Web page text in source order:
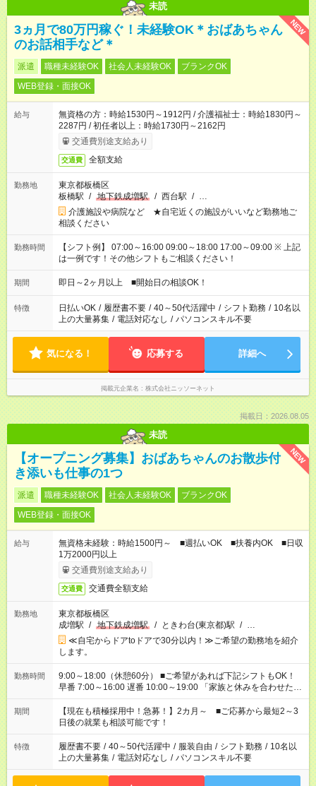
未読
NEW
3ヵ月で80万円稼ぐ！未経験OK＊おばあちゃん
のお話相手など＊
派遣 職種未経験OK 社会人未経験OK
ブランクOK
WEB登録・面接OK
給与
無資格の方：時給1530円～1912円 / 介護福祉士：時給1830円～
2287円 / 初任者以上：時給1730円～2162円
交通費別途支給あり
交通費 全額支給
勤務地
東京都板橋区
板橋駅 / 地下鉄成増駅 / 西台駅 / …
介護施設や病院など ★自宅近くの施設がいいなど勤務地ご
相談ください
勤務時間
【シフト例】 07:00～16:00 09:00～18:00 17:00～09:00 ※ 上記
は一例です！その他シフトもご相談ください！
期間 即日～2ヶ月以上 ■開始日の相談OK！
特徴 日払いOK / 履歴書不要 / 40～50代活躍中 / シフト勤務 / 10名以
上の大量募集 / 電話対応なし / パソコンスキル不要
気になる！ 応募する 詳細へ
掲載元企業名 株式会社ニッソーネット
掲載日：2026.08.05
未読
NEW
【オープニング募集】おばあちゃんのお散歩付
き添いも仕事の1つ
派遣 職種未経験OK 社会人未経験OK
ブランクOK
WEB登録・面接OK
給与
無資格未経験：時給1500円～ ■週払いOK ■扶養内OK ■日収
1万2000円以上
交通費別途支給あり
交通費 交通費全額支給
勤務地
東京都板橋区
成増駅 / 地下鉄成増駅 / ときわ台(東京都)駅 / …
≪自宅からドアtoドアで30分以内！≫ご希望の勤務地を紹介
します。
勤務時間
9:00～18:00（休憩60分） ■ご希望があれば下記シフトもOK！
早番 7:00～16:00 遅番 10:00～19:00 「家族と休みを合わせた
い」 「余裕を持って夕飯の準備がしたい」 「できれば残業はし
たくない」 など、ご希望を教えてくださいね。 ※Wワーク希望
の方へ 今ご覧のお仕事で希望する勤務時間と、もう1つのお仕事
の勤務時間。 合計で週40時間を超える場合は応募できません。
期間
【現在も積極採用中！急募！】2カ月～ ■ご応募から最短2～3
日後の就業も相談可能です！
特徴 履歴書不要 / 40～50代活躍中 / 服装自由 / シフト勤務 / 10名以
上の大量募集 / 電話対応なし / パソコンスキル不要